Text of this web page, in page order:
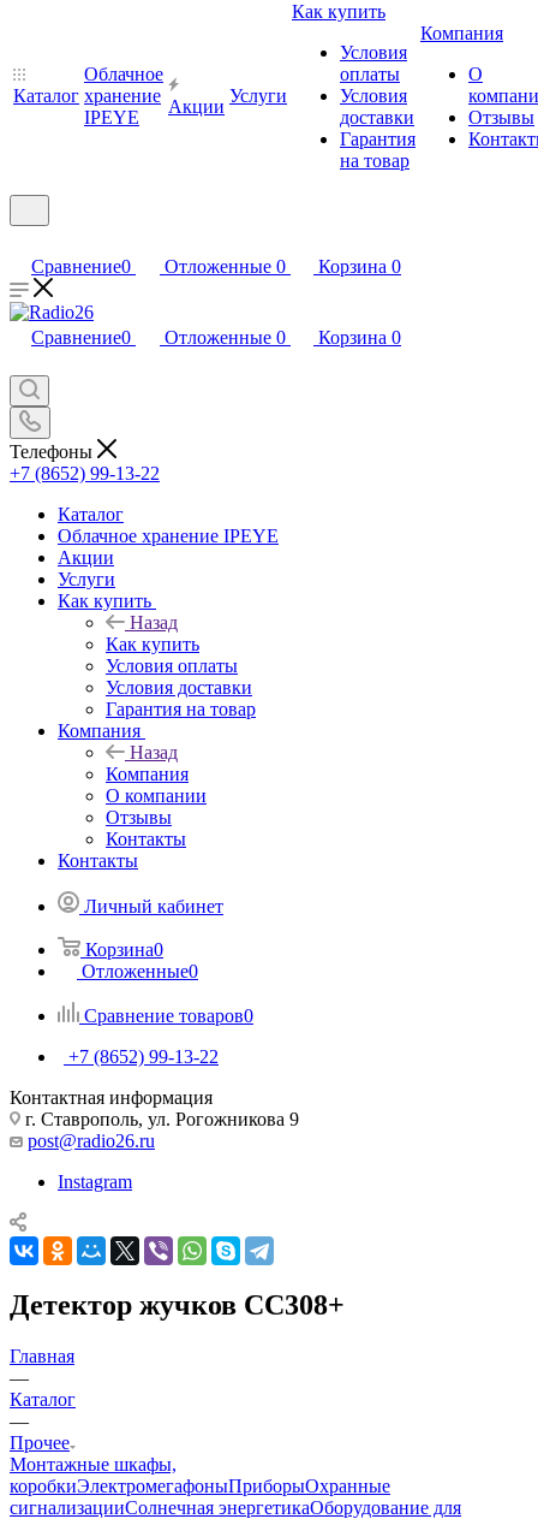
Каталог
Облачное
хранение
IPEYE
Акции
Услуги
Как купить
Условия
оплаты
Условия
доставки
Гарантия
на товар
Компания
О
Отзывы
Сравнение0 Отложенные 0 Корзина 0
Сравнение0 Отложенные 0 Корзина 0
Телефоны
+7 (8652) 99-13-22
Каталог
Облачное хранение IPEYE
Акции
Услуги
Как купить
Назад
Как купить
Условия оплаты
Условия доставки
Гарантия на товар
Компания
Назад
Компания
О компании
Отзывы
Контакты
Контакты
Личный кабинет
Корзина0
Отложенные0
Сравнение товаров0
+7 (8652) 99-13-22
Контактная информация
г. Ставрополь, ул. Рогожникова 9
post@radio26.ru
Instagram
Детектор жучков CC308+
Главная
—
Каталог
—
Прочее
Монтажные шкафы,
коробкиЭлектромегафоныПриборыОхранные
сигнализацииСолнечная энергетикаОборудование для